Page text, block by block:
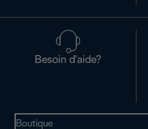
Besoin d'aide?
Boutique